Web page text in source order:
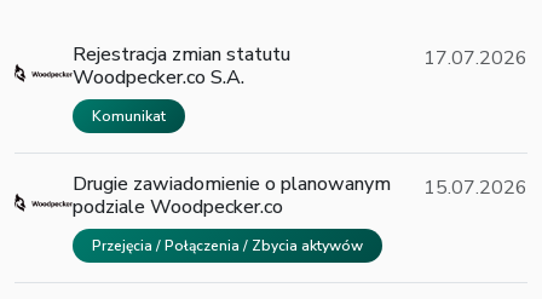
Rejestracja zmian statutu
Woodpecker.co S.A.
Komunikat
17.07.2026
Drugie zawiadomienie o planowanym
podziale Woodpecker.co
Przejęcia / Połączenia / Zbycia aktywów
15.07.2026